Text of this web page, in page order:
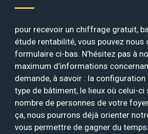
pour recevoir un chiffrage gratuit,
étude rentabilité, vous pouvez nous
formulaire ci-bas. N’hésitez pas à
maximum d’informations
demande, à savoir : la
type de bâtiment, le lieux où celui-ci
nombre de personnes de votre
ça, nous pourrons déjà orienter
vous permettre de gagner du temps.